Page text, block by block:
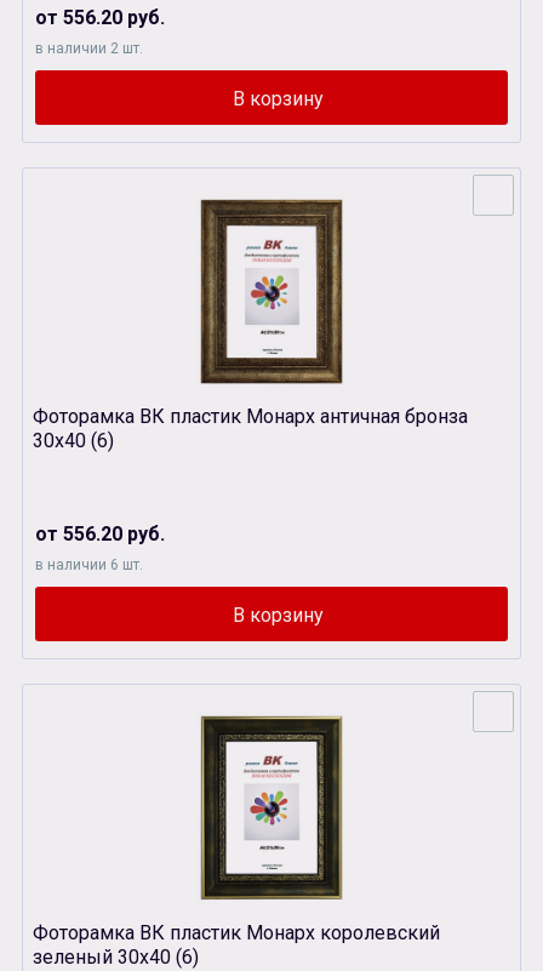
от 556.20 руб.
в наличии 2 шт.
Фоторамка ВК пластик Монарх античная бронза
30х40 (6)
от 556.20 руб.
в наличии 6 шт.
Фоторамка ВК пластик Монарх королевский
зеленый 30х40 (6)